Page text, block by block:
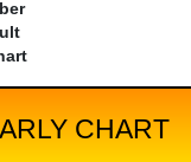
CHART